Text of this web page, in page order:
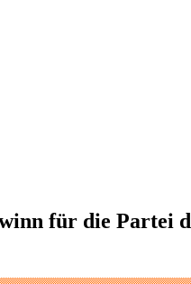
für die Partei